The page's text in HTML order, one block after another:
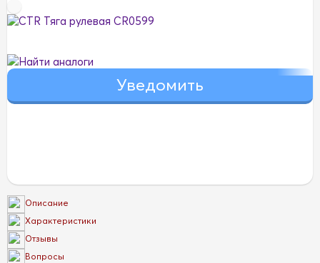
Найти аналоги
Описание
Характеристики
Отзывы
Вопросы